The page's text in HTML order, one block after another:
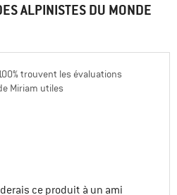
| Service clientèle
(30 °C, cycle
de nettoyage chimique.
ALPINISTES DU MONDE
trouvent les évaluations
Miriam utiles
ce produit à un ami